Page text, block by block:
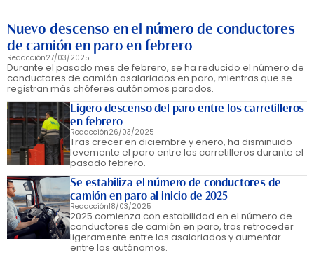
Nuevo descenso en el número de conductores
de camión en paro en febrero
Redacción27/03/2025
Durante el pasado mes de febrero, se ha reducido el número de
conductores de camión asalariados en paro, mientras que se
registran más chóferes autónomos parados.
Ligero descenso del paro entre los carretilleros
en febrero
Redacción26/03/2025
Tras crecer en diciembre y enero, ha disminuido
levemente el paro entre los carretilleros durante el
pasado febrero.
Se estabiliza el número de conductores de
camión en paro al inicio de 2025
Redacción18/03/2025
2025 comienza con estabilidad en el número de
conductores de camión en paro, tras retroceder
ligeramente entre los asalariados y aumentar
entre los autónomos.